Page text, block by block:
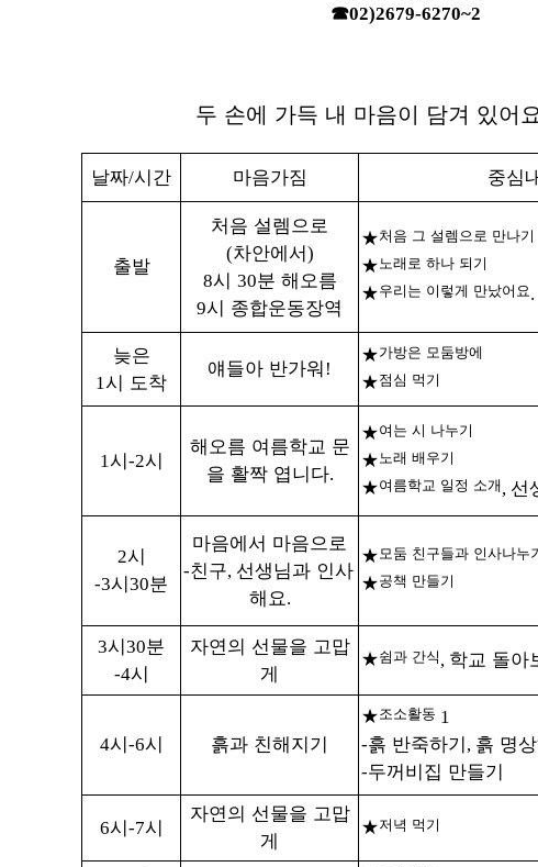
☎02)2679-6270~2
두 손에 가득 내 마음이 담겨 있어요
날짜/시간 마음가짐 중심
출발
처음 설렘으로
(차안에서)
8시 30분 해오름
9시 종합운동장역
★처음 그 설렘으로 만나기
★ 노래로 하나 되기
★우리는 이렇게 만났어요 .
늦은
1시 도착
얘들아 반가워 !
★가방은 모둠방에
★점심 먹기
1시-2시
해오름 여름학교 문
을 활짝 엽니다.
★여는 시 나누기
★ 노래 배우기
★여름학교 일정 소개 , 선
2시
-3시30분
마음에서 마음으로
-친구, 선생님과 인사
해요.
★ 모둠 친구들과 인사나누
★공책 만들기
3시30분
-4시
자연의 선물을 고맙
게
★쉼과 간식 , 학교 돌아
4시-6시 흙과 친해지기
★조소활동 1
-흙 반죽하기, 흙 명
-두꺼비집 만들기
6시-7시
자연의 선물을 고맙
게
★저녁 먹기